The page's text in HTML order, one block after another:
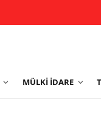
MÜLKI İDARE